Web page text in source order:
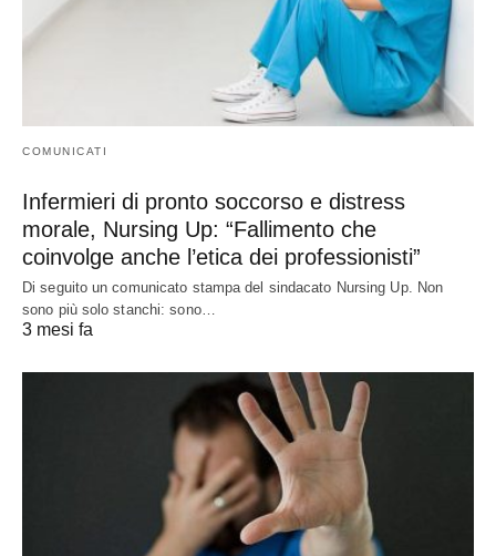
COMUNICATI
Infermieri di pronto soccorso e distress
morale, Nursing Up: “Fallimento che
coinvolge anche l’etica dei professionisti”
Di seguito un comunicato stampa del sindacato Nursing Up. Non
sono più solo stanchi: sono…
3 mesi fa